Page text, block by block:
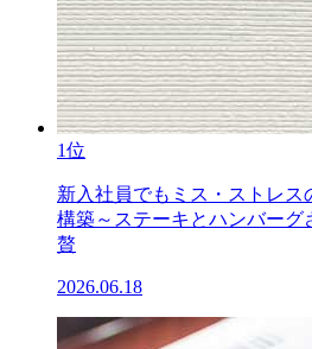
1位
新入社員でもミス・ストレ
構築～ステーキとハンバーグ
贅
2026.06.18